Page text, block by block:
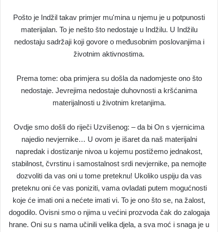
Pošto je Indžil takav primjer mu'mina u njemu je u potpunosti
materijalan. To je nešto što nedostaje u Indžilu. U Indžilu
nedostaju sadržaji koji govore o međusobnim poslovanjima i
životnim aktivnostima.
Prema tome: oba primjera su došla da nadomjeste ono što
nedostaje. Jevrejima nedostaje duhovnosti a kršćanima
materijalnosti u životnim kretanjima.
Ovdje smo došli do riječi Uzvišenog: – da bi On s vjernicima
najedio nevjernike… U ovom je išaret da naš materijalni
napredak i dostizanje nivoa u kojemu postižemo jednakost,
stabilnost, čvrstinu i samostalnost srdi nevjernike, pa nemojte
dozvoliti da vas oni u tome preteknu! Ukoliko uspiju da vas
preteknu oni će vas poniziti, vama ovladati putem mogućnosti
koje će imati oni a nećete imati vi. To je ono što se, na žalost,
dogodilo. Ovisni smo o njima u većini prozvoda čak do zalogaja
hrane. Oni su s nama učinili velika djela, a sva moć i snaga je u